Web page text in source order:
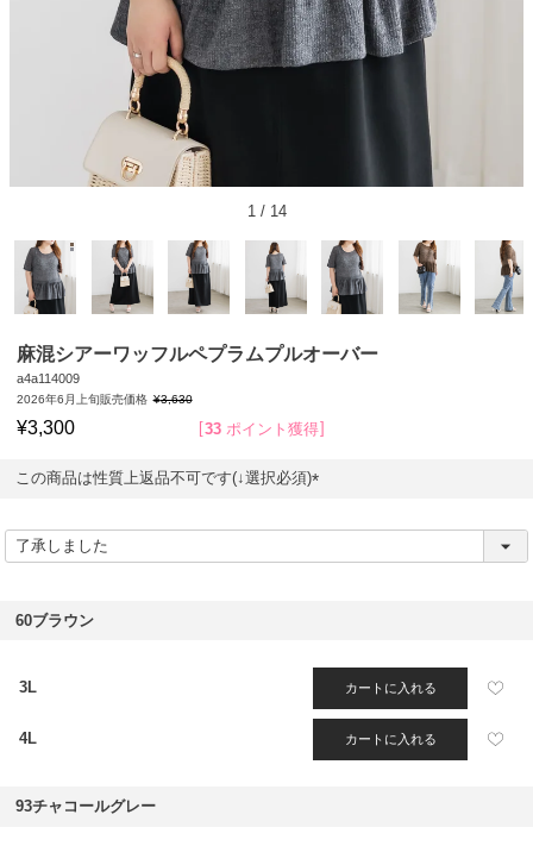
1/ 14
麻混シアーワッフルペプラムプルオーバー
a4a114009
2026年6月上旬販売価格 ¥3,630
¥3,300 33 ポイント獲得
この商品は性質上返品不可です(↓選択必須)
必
60ブラウン
3L カートに入れる
4L カートに入れる
93チャコールグレー